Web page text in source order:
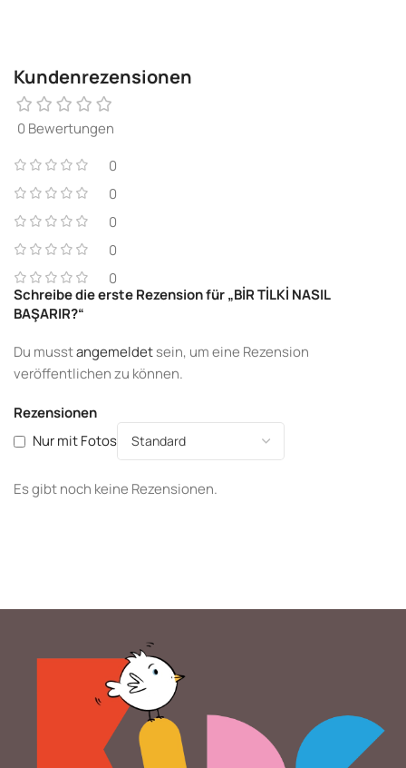
Kundenrezensionen
0 Bewertungen
0
0
0
0
0
Rezensionen
Nur mit Fotos
Es gibt noch keine Rezensionen.
Schreibe die erste Rezension für „BİR TİLKİ NASIL
BAŞARIR?“
Du musstangemeldetsein, um eine Rezension
veröffentlichen zu können.